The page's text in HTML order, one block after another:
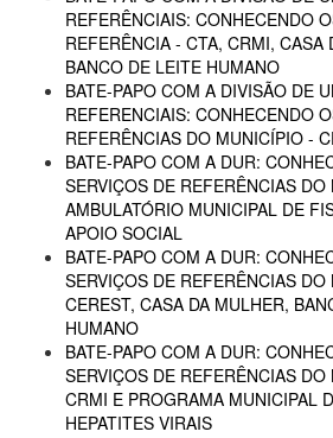
REFERÊNCIAIS: CONHECENDO
REFERÊNCIA - CTA, CRMI, CASA
BANCO DE LEITE HUMANO
BATE-PAPO COM A DIVISÃO DE
REFERENCIAIS: CONHECENDO
REFERÊNCIAS DO MUNICÍPIO -
BATE-PAPO COM A DUR:
SERVIÇOS DE REFERÊNCIAS
AMBULATÓRIO MUNICIPAL DE
APOIO SOCIAL
BATE-PAPO COM A DUR:
SERVIÇOS DE REFERÊNCIAS
CEREST, CASA DA MULHER,
HUMANO
BATE-PAPO COM A DUR:
SERVIÇOS DE REFERÊNCIAS
CRMI E PROGRAMA MUNICIPAL
HEPATITES VIRAIS